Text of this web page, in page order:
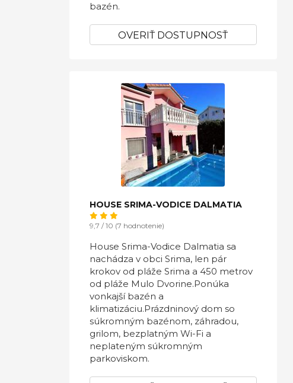
bazén.
OVERIŤ DOSTUPNOSŤ
HOUSE SRIMA-VODICE DALMATIA
9,7 / 10 (7 hodnotenie)
House Srima-Vodice Dalmatia sa
nachádza v obci Srima, len pár
krokov od pláže Srima a 450 metrov
od pláže Mulo Dvorine.Ponúka
vonkajší bazén a
klimatizáciu.Prázdninový dom so
súkromným bazénom, záhradou,
grilom, bezplatným Wi-Fi a
neplateným súkromným
parkoviskom.